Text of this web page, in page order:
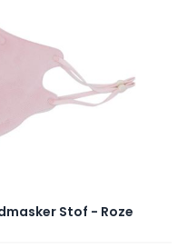
Stof - Roze